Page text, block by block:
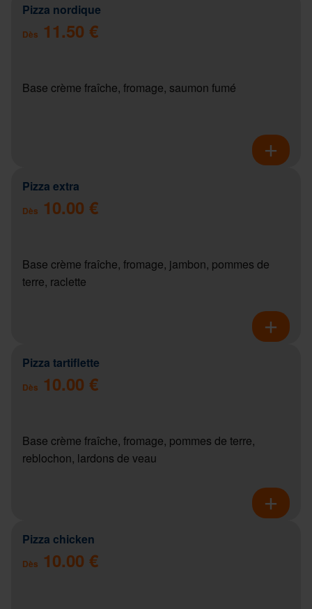
Pizza nordique
Dès 11.50 €
Base crème fraîche, fromage, saumon fumé
Pizza extra
Dès 10.00 €
Base crème fraîche, fromage, jambon, pommes de
terre, raclette
Pizza tartiflette
Dès 10.00 €
Base crème fraîche, fromage, pommes de terre,
reblochon, lardons de veau
Pizza chicken
Dès 10.00 €